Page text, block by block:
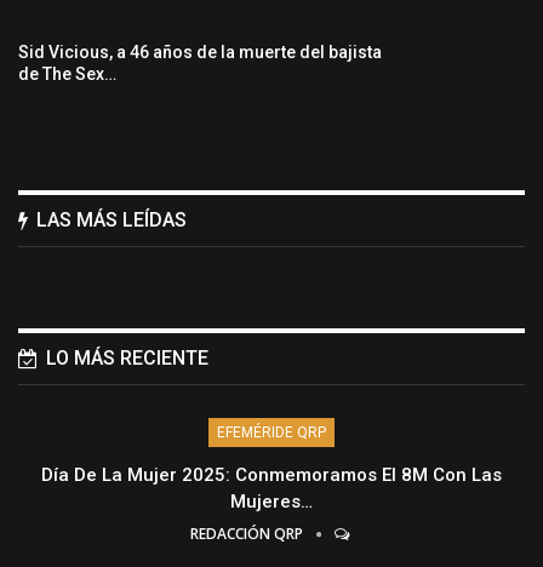
Sid Vicious, a 46 años de la muerte del bajista
de The Sex…
LAS MÁS LEÍDAS
LO MÁS RECIENTE
EFEMÉRIDE QRP
Día De La Mujer 2025: Conmemoramos El 8M Con Las
Mujeres…
REDACCIÓN QRP